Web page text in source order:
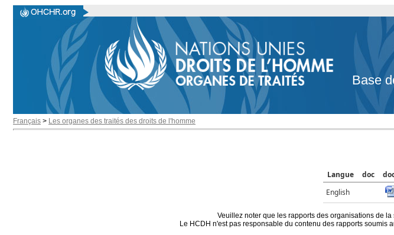
Base
Français > Les organes des traités des droits de l'homme
Langue doc
English
Veuillez noter que les rapports des organisations de
Le HCDH n'est pas responsable du contenu des rapports soumis